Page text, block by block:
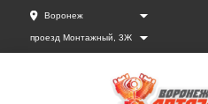
Воронеж
проезд Монтажный, 3Ж